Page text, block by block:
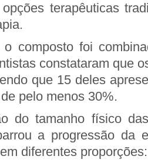
terapêuticas
composto foi
constataram que
que 15 deles
pelo menos 30%.
do tamanho físico
a progressão da
diferentes proporções: